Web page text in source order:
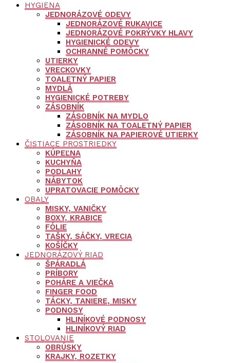
HYGIENA
JEDNORÁZOVÉ ODEVY
JEDNORÁZOVÉ RUKAVICE
JEDNORÁZOVÉ POKRÝVKY HLAVY
HYGIENICKÉ ODEVY
OCHRANNÉ POMÔCKY
UTIERKY
VRECKOVKY
TOALETNÝ PAPIER
MYDLÁ
HYGIENICKÉ POTREBY
ZÁSOBNÍK
ZÁSOBNÍK NA MYDLO
ZÁSOBNÍK NA TOALETNÝ PAPIER
ZÁSOBNÍK NA PAPIEROVÉ UTIERKY
ČISTIACE PROSTRIEDKY
KÚPEĽNA
KUCHYŇA
PODLAHY
NÁBYTOK
UPRATOVACIE POMÔCKY
OBALY
MISKY, VANIČKY
BOXY, KRABICE
FÓLIE
TAŠKY, SÁČKY, VRECIA
KOŠÍČKY
JEDNORÁZOVÝ RIAD
ŠPÁRADLÁ
PRÍBORY
POHÁRE A VIEČKA
FINGER FOOD
TÁCKY, TANIERE, MISKY
PODNOSY
HLINÍKOVÉ PODNOSY
HLINÍKOVÝ RIAD
STOLOVANIE
OBRÚSKY
KRAJKY, ROZETKY